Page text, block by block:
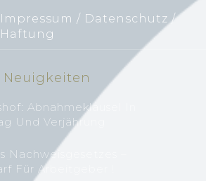
Impressum / Datenschutz /
Haftung
Neuigkeiten
Abnahmeklausel In
Und Verjährung
Nachweisgesetzes –
Für Arbeitgeber !